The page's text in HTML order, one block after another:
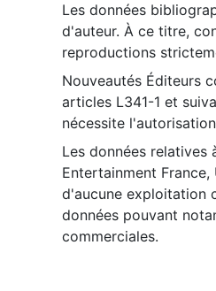
Les données
d'auteur. À ce titre,
reproductions
Nouveautés Éditeurs
articles L341-1 et
nécessite
Les données relatives
Entertainment
d'aucune exploitation
données pouvant
commerciales.